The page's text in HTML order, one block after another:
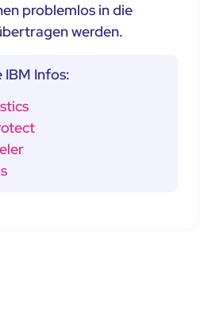
problemlos in die
werden.
Infos: